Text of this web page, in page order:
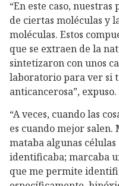
“En este caso,
de ciertas moléculas y
moléculas. Estos
que se extraen de la
sintetizaron con unos
laboratorio para ver si
anticancerosa”, expuso.
“A veces, cuando las
es cuando mejor salen.
mataba algunas células
identificaba; marcaba
que me permite